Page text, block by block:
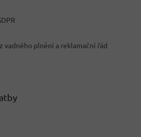
vadného plnění a reklamační řád